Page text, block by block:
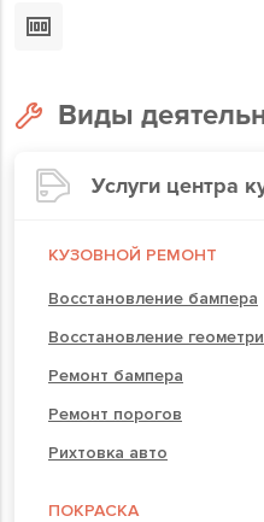
Виды
Услуги центра
КУЗОВНОЙ РЕМОНТ
Восстановление бампера
Восстановление
Ремонт бампера
Ремонт порогов
Рихтовка авто
ПОКРАСКА